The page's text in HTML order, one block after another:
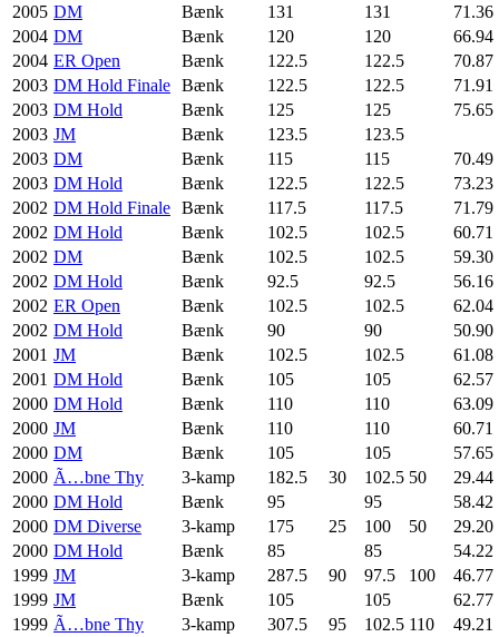
2005 DM Bænk 131 131
71.36
2004 DM Bænk 120 120
66.94
2004 ER Open Bænk 122.5 122.5
70.87
2003 DM Hold Finale Bænk 122.5 122.5
71.91
2003 DM Hold Bænk 125 125
75.65
2003 JM Bænk 123.5
123.5
2003 DM Bænk 115 115
70.49
2003 DM Hold Bænk 122.5 122.5
73.23
2002 DM Hold Finale Bænk 117.5 117.5
71.79
2002 DM Hold Bænk 102.5 102.5
60.71
2002 DM Bænk 102.5 102.5
59.30
2002 DM Hold Bænk 92.5 92.5
56.16
2002 ER Open Bænk 102.5 102.5
62.04
2002 DM Hold Bænk 90 90
50.90
2001 JM Bænk 102.5 102.5
61.08
2001 DM Hold Bænk 105 105
62.57
2000 DM Hold Bænk 110 110
63.09
2000 JM Bænk 110 110
60.71
2000 DM Bænk 105 105
57.65
2000 Ã…bne Thy 3-kamp 182.5 30 102.5 50
29.44
2000 DM Hold Bænk 95 95
58.42
2000 DM Diverse 3-kamp 175 25 100 50
29.20
2000 DM Hold Bænk 85 85
54.22
1999 JM 3-kamp 287.5 90 97.5 100
46.77
1999 JM Bænk 105 105
62.77
1999 Ã…bne Thy 3-kamp 307.5 95 102.5 110
49.21